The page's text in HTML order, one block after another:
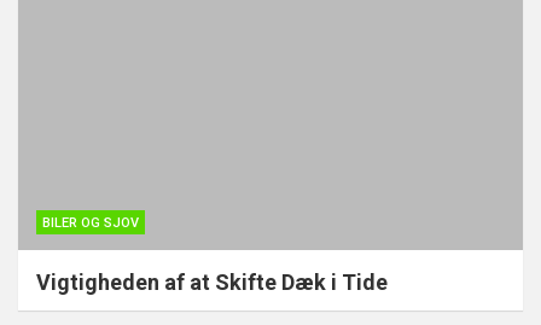
BILER OG SJOV
Vigtigheden af at Skifte Dæk i Tide